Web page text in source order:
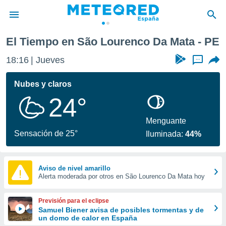
de
por
se
calidad.
a este
las
y
forma
digital
basada
El Tiempo en São Lourenco Da Mata - PE
18:16 Jueves ...
Nubes y claros
24°
Sensación de 25°
Menguante
Iluminada:44%
Aviso de nivel amarillo
Alerta moderada por otros en São Lourenco Da Mata hoy
Previsión para el eclipse
Samuel Biener avisa de posibles tormentas y de
un domo de calor en España